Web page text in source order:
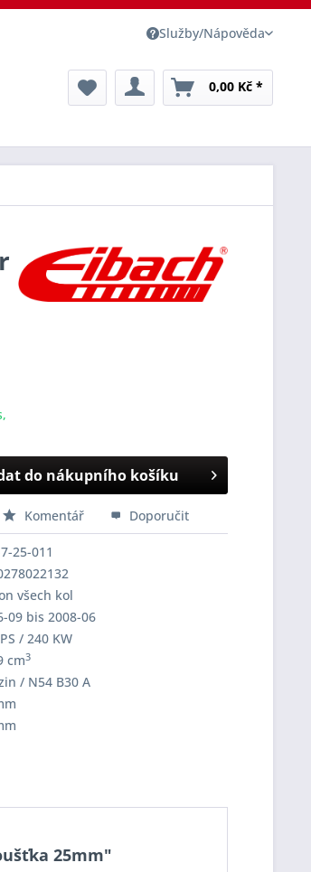
Služby/Nápověda
0,00 Kč *
do nákupního košíku
Komentář Doporučit
25-011
všech kol
09 bis 2008-06
/ 240 KW
cm3
/ N54 B30 A
25mm"